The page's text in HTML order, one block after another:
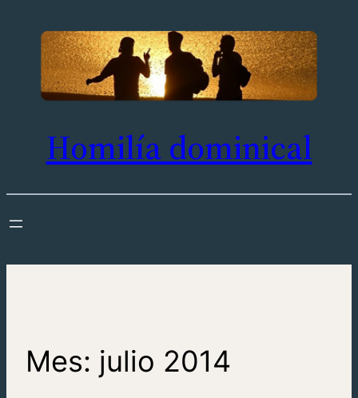
contenido
Homilía dominical
Mes: julio 2014